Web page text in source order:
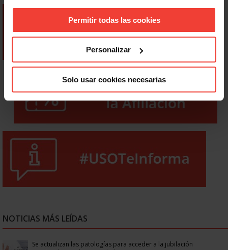
Permitir todas las cookies
Personalizar
Solo usar cookies necesarias
NOTICIAS MÁS LEÍDAS
Se actualizan las patologías para acceder a la jubilación